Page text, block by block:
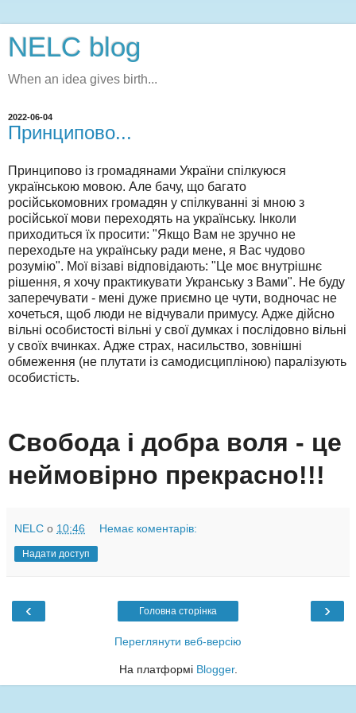
NELC blog
When an idea gives birth...
2022-06-04
Принципово...
Принципово із громадянами України спілкуюся
українською мовою. Але бачу, що багато
російськомовних громадян у спілкуванні зі мною з
російської мови переходять на українську. Інколи
приходиться їх просити: "Якщо Вам не зручно не
переходьте на українську ради мене, я Вас чудово
розумію". Мої візаві відповідають: "Це моє внутрішнє
рішення, я хочу практикувати Укранську з Вами". Не буду
заперечувати - мені дуже приємно це чути, водночас не
хочеться, щоб люди не відчували примусу. Адже дійсно
вільні особистості вільні у свої думках і послідовно вільні
у своїх вчинках. Адже страх, насильство, зовнішні
обмеження (не плутати із самодисципліною) паралізують
особистість.
Свобода і добра воля - це
неймовірно прекрасно!!!
NELC о 10:46 Немає коментарів:
Надати доступ
‹ ›
Головна сторінка
Переглянути веб-версію
На платформі Blogger.